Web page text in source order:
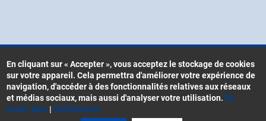
Menu
Pied
Contacts
CGU
Mentions légales
En cliquant sur « Accepter », vous acceptez le stockage de cookies
sur votre appareil. Cela permettra d'améliorer votre expérience de
navigation, d'accéder à des fonctionnalités relatives aux réseaux
et médias sociaux, mais aussi d'analyser votre utilisation. En
savoir plus | Préférences